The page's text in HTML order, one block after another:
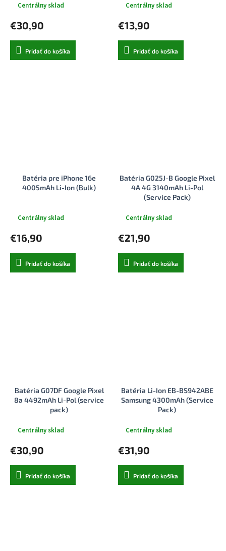
Centrálny sklad
€30,90
Pridať do košíka
Centrálny sklad
€13,90
Pridať do košíka
Batéria pre iPhone 16e
4005mAh Li-Ion (Bulk)
Centrálny sklad
€16,90
Pridať do košíka
Batéria G025J-B Google Pixel
4A 4G 3140mAh Li-Pol
(Service Pack)
Centrálny sklad
€21,90
Pridať do košíka
Batéria G07DF Google Pixel
8a 4492mAh Li-Pol (service
pack)
Centrálny sklad
€30,90
Pridať do košíka
Batéria Li-Ion EB-BS942ABE
Samsung 4300mAh (Service
Pack)
Centrálny sklad
€31,90
Pridať do košíka